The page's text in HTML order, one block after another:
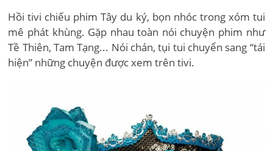
Hồi tivi chiếu phim Tây du ký, bọn nhóc trong xóm tui
mê phát khùng. Gặp nhau toàn nói chuyện phim như
Tề Thiên, Tam Tạng... Nói chán, tụi tui chuyển sang “tái
hiện” những chuyện được xem trên tivi.